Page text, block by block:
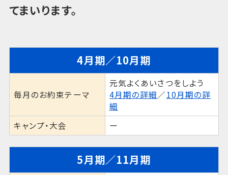
てまいります。
4月期／10月期
毎月のお約束テーマ
元気よくあいさつをしよう
4月期の詳細／10月期の詳
細
キャンプ・大会
ー
5月期／11月期